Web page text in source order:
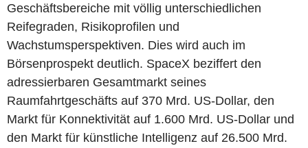
Geschäftsbereiche mit völlig unterschiedlichen
Reifegraden, Risikoprofilen und
Wachstumsperspektiven. Dies wird auch im
Börsenprospekt deutlich. SpaceX beziffert den
adressierbaren Gesamtmarkt seines
Raumfahrtgeschäfts auf 370 Mrd. US-Dollar, den
Markt für Konnektivität auf 1.600 Mrd. US-Dollar und
den Markt für künstliche Intelligenz auf 26.500 Mrd.